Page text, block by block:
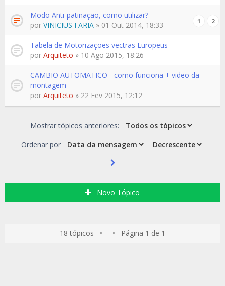
Modo Anti-patinação, como utilizar?
1 2
por VINICIUS FARIA » 01 Out 2014, 18:33
Tabela de Motorizaçoes vectras Europeus
por Arquiteto » 10 Ago 2015, 18:26
CAMBIO AUTOMATICO - como funciona + video da
montagem
por Arquiteto » 22 Fev 2015, 12:12
Mostrar tópicos anteriores:
Ordenar por
Novo Tópico
18 tópicos • • Página 1 de 1